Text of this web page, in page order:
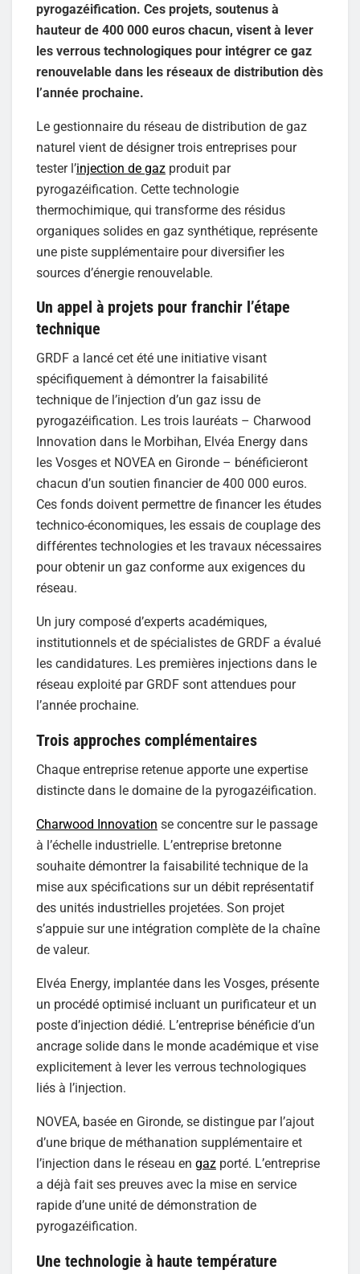
pyrogazéification. Ces projets, soutenus à
hauteur de 400 000 euros chacun, visent à lever
les verrous technologiques pour intégrer ce gaz
renouvelable dans les réseaux de distribution dès
l’année prochaine.
Le gestionnaire du réseau de distribution de gaz
naturel vient de désigner trois entreprises pour
tester l’injection de gaz produit par
pyrogazéification. Cette technologie
thermochimique, qui transforme des résidus
organiques solides en gaz synthétique, représente
une piste supplémentaire pour diversifier les
sources d’énergie renouvelable.
Un appel à projets pour franchir l’étape
technique
GRDF a lancé cet été une initiative visant
spécifiquement à démontrer la faisabilité
technique de l’injection d’un gaz issu de
pyrogazéification. Les trois lauréats – Charwood
Innovation dans le Morbihan, Elvéa Energy dans
les Vosges et NOVEA en Gironde – bénéficieront
chacun d’un soutien financier de 400 000 euros.
Ces fonds doivent permettre de financer les études
technico-économiques, les essais de couplage des
différentes technologies et les travaux nécessaires
pour obtenir un gaz conforme aux exigences du
réseau.
Un jury composé d’experts académiques,
institutionnels et de spécialistes de GRDF a évalué
les candidatures. Les premières injections dans le
réseau exploité par GRDF sont attendues pour
l’année prochaine.
Trois approches complémentaires
Chaque entreprise retenue apporte une expertise
distincte dans le domaine de la pyrogazéification.
Charwood Innovation se concentre sur le passage
à l’échelle industrielle. L’entreprise bretonne
souhaite démontrer la faisabilité technique de la
mise aux spécifications sur un débit représentatif
des unités industrielles projetées. Son projet
s’appuie sur une intégration complète de la chaîne
de valeur.
Elvéa Energy, implantée dans les Vosges, présente
un procédé optimisé incluant un purificateur et un
poste d’injection dédié. L’entreprise bénéficie d’un
ancrage solide dans le monde académique et vise
explicitement à lever les verrous technologiques
liés à l’injection.
NOVEA, basée en Gironde, se distingue par l’ajout
d’une brique de méthanation supplémentaire et
l’injection dans le réseau en gaz porté. L’entreprise
a déjà fait ses preuves avec la mise en service
rapide d’une unité de démonstration de
pyrogazéification.
Une technologie à haute température